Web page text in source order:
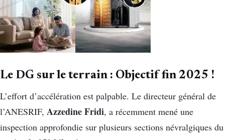
Le DG sur le terrain : Objectif fin 2025 !
L’effort d’accélération est palpable. Le directeur général de
l’ANESRIF, Azzedine Fridi, a récemment mené une
inspection approfondie sur plusieurs sections névralgiques du